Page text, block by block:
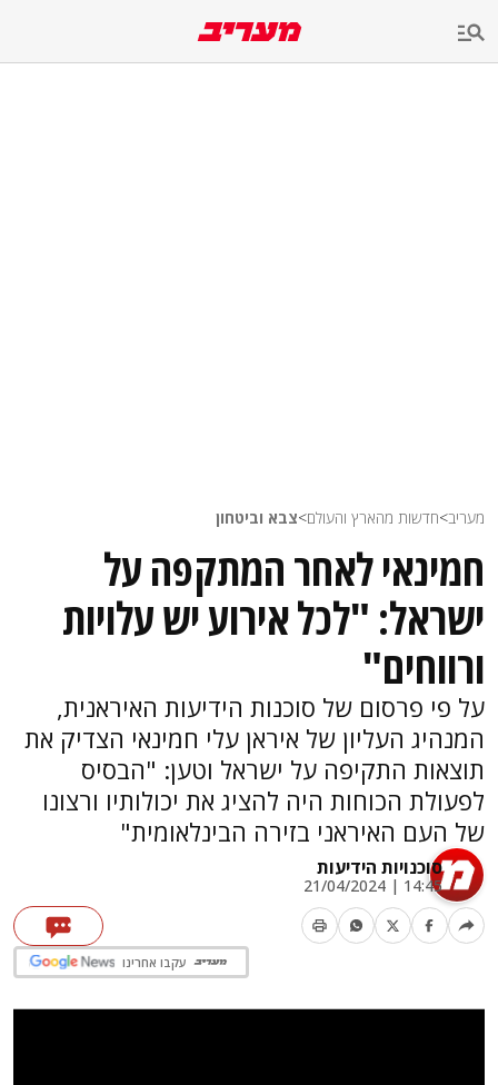
מעריב>חדשות מהארץ והעולם>צבא וביטחון
חמינאי לאחר המתקפה על
ישראל: "לכל אירוע יש עלויות
ורווחים"
על פי פרסום של סוכנות הידיעות האיראנית,
המנהיג העליון של איראן עלי חמינאי הצדיק את
תוצאות התקיפה על ישראל וטען: "הבסיס
לפעולת הכוחות היה להציג את יכולותיו ורצונו
של העם האיראני בזירה הבינלאומית"
סוכנויות הידיעות
14:45 | 21/04/2024
עקבו אחרינו